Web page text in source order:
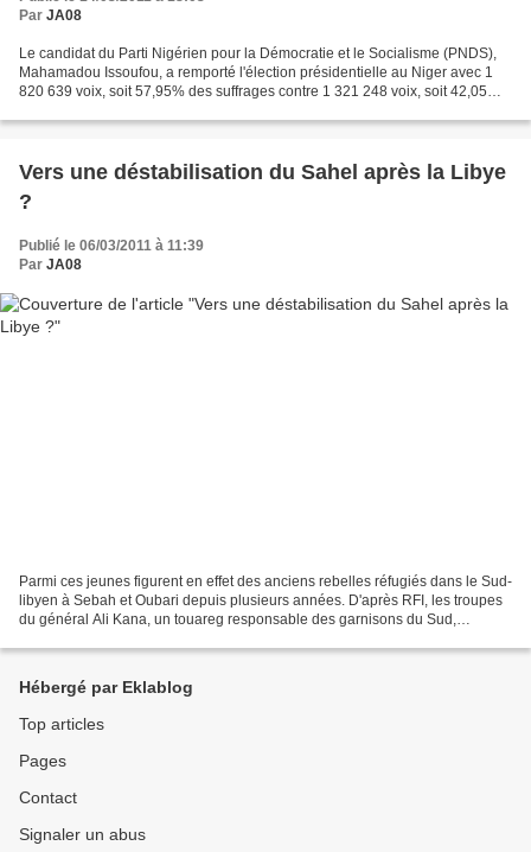
Par JA08
Le candidat du Parti Nigérien pour la Démocratie et le Socialisme (PNDS),
Mahamadou Issoufou, a remporté l'élection présidentielle au Niger avec 1
820 639 voix, soit 57,95% des suffrages contre 1 321 248 voix, soit 42,05% à
Vers une déstabilisation du Sahel après la Libye
?
Publié le 06/03/2011 à 11:39
Par JA08
Parmi ces jeunes figurent en effet des anciens rebelles réfugiés dans le Sud-
libyen à Sebah et Oubari depuis plusieurs années. D'après RFI, les troupes
du général Ali Kana, un touareg responsable des garnisons du Sud,
Hébergé par Eklablog
Top articles
Pages
Contact
Signaler un abus